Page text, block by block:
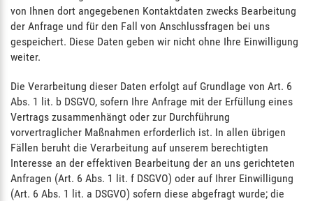
von Ihnen dort angegebenen Kontaktdaten zwecks Bearbeitung
der Anfrage und für den Fall von Anschlussfragen bei uns
gespeichert. Diese Daten geben wir nicht ohne Ihre Einwilligung
weiter.
Die Verarbeitung dieser Daten erfolgt auf Grundlage von Art. 6
Abs. 1 lit. b DSGVO, sofern Ihre Anfrage mit der Erfüllung eines
Vertrags zusammenhängt oder zur Durchführung
vorvertraglicher Maßnahmen erforderlich ist. In allen übrigen
Fällen beruht die Verarbeitung auf unserem berechtigten
Interesse an der effektiven Bearbeitung der an uns gerichteten
Anfragen (Art. 6 Abs. 1 lit. f DSGVO) oder auf Ihrer Einwilligung
(Art. 6 Abs. 1 lit. a DSGVO) sofern diese abgefragt wurde; die